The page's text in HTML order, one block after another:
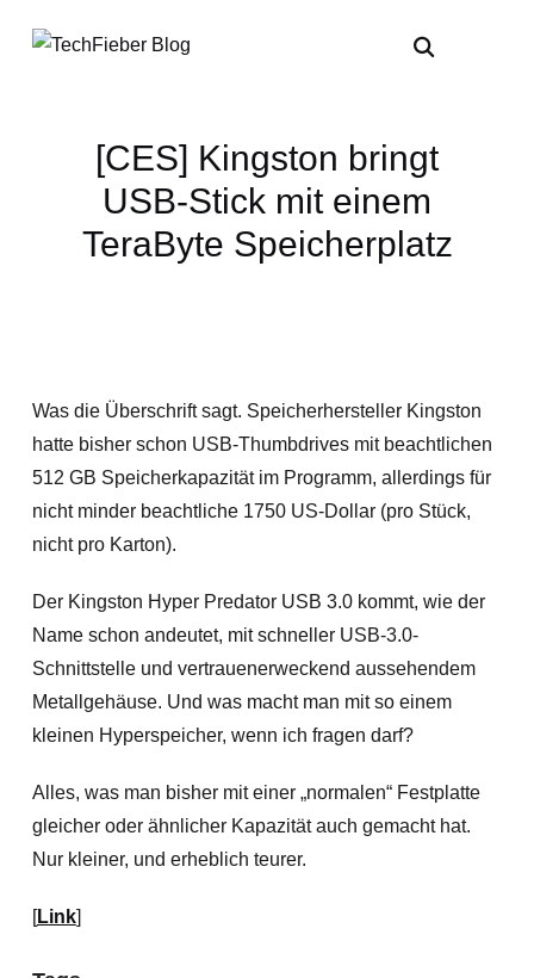
[CES] Kingston bringt
USB-Stick mit einem
TeraByte Speicherplatz
Was die Überschrift sagt. Speicherhersteller Kingston
hatte bisher schon USB-Thumbdrives mit beachtlichen
512 GB Speicherkapazität im Programm, allerdings für
nicht minder beachtliche 1750 US-Dollar (pro Stück,
nicht pro Karton).
Der Kingston Hyper Predator USB 3.0 kommt, wie der
Name schon andeutet, mit schneller USB-3.0-
Schnittstelle und vertrauenerweckend aussehendem
Metallgehäuse. Und was macht man mit so einem
kleinen Hyperspeicher, wenn ich fragen darf?
Alles, was man bisher mit einer „normalen“ Festplatte
gleicher oder ähnlicher Kapazität auch gemacht hat.
Nur kleiner, und erheblich teurer.
[Link]